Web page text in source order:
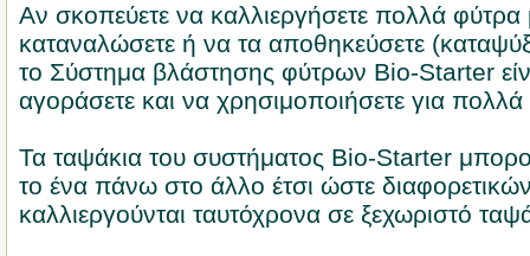
Αν σκοπεύετε να καλλιεργήσετε πολλά
καταναλώσετε ή να τα αποθηκεύσετε
το Σύστημα βλάστησης φύτρων Bio-Starter
αγοράσετε και να χρησιμοποιήσετε για πολλά
Τα ταψάκια του συστήματος Bio-Starter
το ένα πάνω στο άλλο έτσι ώστε
καλλιεργούνται ταυτόχρονα σε ξεχωριστό